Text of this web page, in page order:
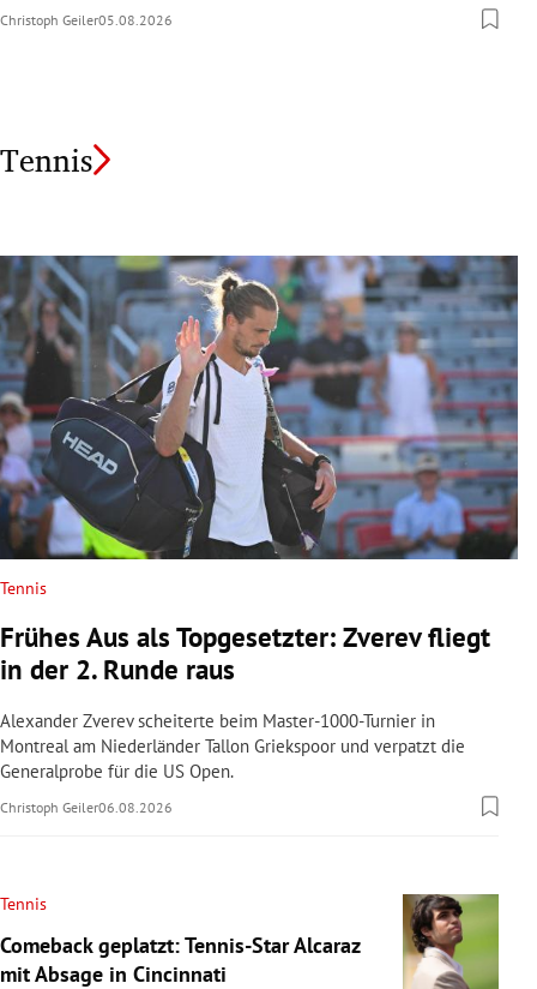
Christoph Geiler05.08.2026
Tennis
Tennis
Frühes Aus als Topgesetzter: Zverev fliegt
in der 2. Runde raus
Alexander Zverev scheiterte beim Master-1000-Turnier in
Montreal am Niederländer Tallon Griekspoor und verpatzt die
Generalprobe für die US Open.
Christoph Geiler06.08.2026
Tennis
Comeback geplatzt: Tennis-Star Alcaraz
mit Absage in Cincinnati